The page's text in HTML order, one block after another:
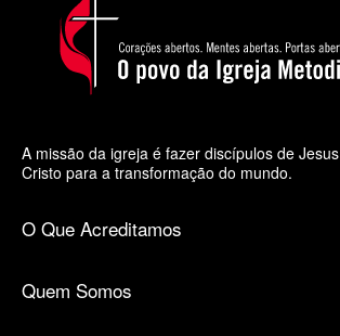
A missão da igreja é fazer discípulos de Jesus
Cristo para a transformação do mundo.
O Que Acreditamos
Quem Somos